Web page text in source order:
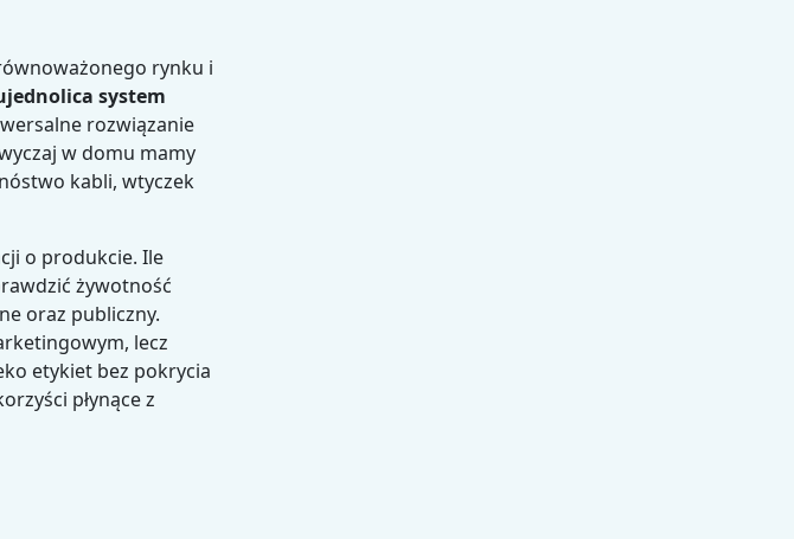
rynku i
system
rozwiązanie
w domu mamy
kabli, wtyczek
o produkcie. Ile
żywotność
oraz publiczny.
lecz
etykiet bez pokrycia
płynące z